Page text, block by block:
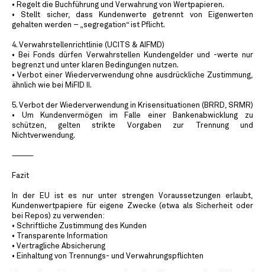
• Regelt die Buchführung und Verwahrung von Wertpapieren.
• Stellt sicher, dass Kundenwerte getrennt von Eigenwerten
gehalten werden – „segregation“ ist Pflicht.
4. Verwahrstellenrichtlinie (UCITS & AIFMD)
• Bei Fonds dürfen Verwahrstellen Kundengelder und -werte nur
begrenzt und unter klaren Bedingungen nutzen.
• Verbot einer Wiederverwendung ohne ausdrückliche Zustimmung,
ähnlich wie bei MiFID II.
5. Verbot der Wiederverwendung in Krisensituationen (BRRD, SRMR)
• Um Kundenvermögen im Falle einer Bankenabwicklung zu
schützen, gelten strikte Vorgaben zur Trennung und
Nichtverwendung.
⸻
Fazit
In der EU ist es nur unter strengen Voraussetzungen erlaubt,
Kundenwertpapiere für eigene Zwecke (etwa als Sicherheit oder
bei Repos) zu verwenden:
• Schriftliche Zustimmung des Kunden
• Transparente Information
• Vertragliche Absicherung
• Einhaltung von Trennungs- und Verwahrungspflichten